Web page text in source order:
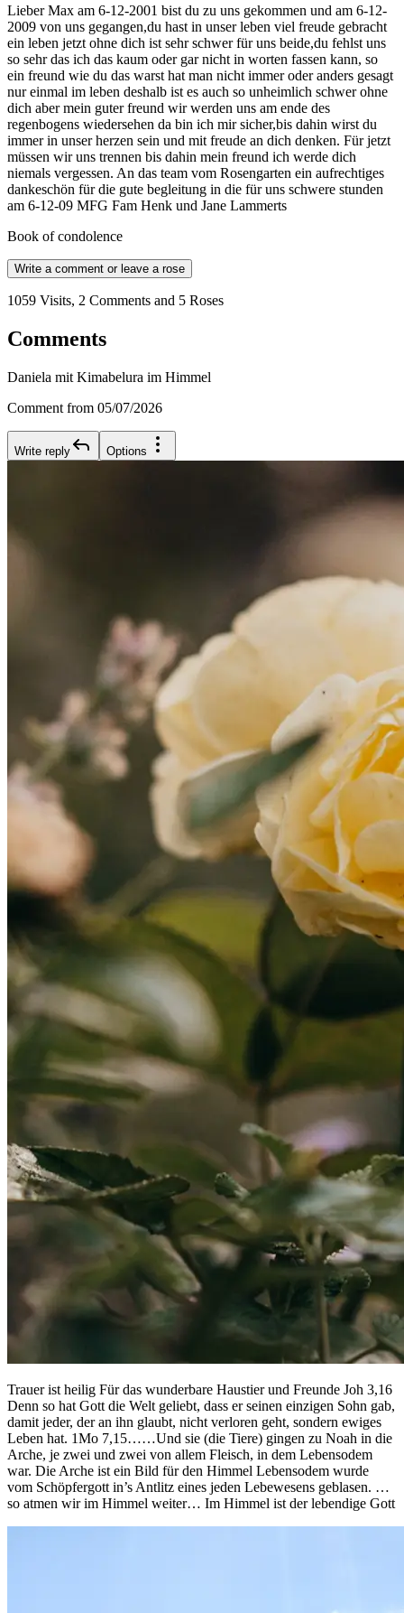
Lieber Max am 6-12-2001 bist du zu uns gekommen und am 6-12-
2009 von uns gegangen,du hast in unser leben viel freude gebracht
ein leben jetzt ohne dich ist sehr schwer für uns beide,du fehlst uns
so sehr das ich das kaum oder gar nicht in worten fassen kann, so
ein freund wie du das warst hat man nicht immer oder anders gesagt
nur einmal im leben deshalb ist es auch so unheimlich schwer ohne
dich aber mein guter freund wir werden uns am ende des
regenbogens wiedersehen da bin ich mir sicher,bis dahin wirst du
immer in unser herzen sein und mit freude an dich denken. Für jetzt
müssen wir uns trennen bis dahin mein freund ich werde dich
niemals vergessen. An das team vom Rosengarten ein aufrechtiges
dankeschön für die gute begleitung in die für uns schwere stunden
am 6-12-09 MFG Fam Henk und Jane Lammerts
Book of condolence
Write a comment or leave a rose
1059 Visits, 2 Comments and 5 Roses
Comments
Daniela mit Kimabelura im Himmel
Comment from 05/07/2026
Write reply Options
Trauer ist heilig Für das wunderbare Haustier und Freunde Joh 3,16
Denn so hat Gott die Welt geliebt, dass er seinen einzigen Sohn gab,
damit jeder, der an ihn glaubt, nicht verloren geht, sondern ewiges
Leben hat. 1Mo 7,15……Und sie (die Tiere) gingen zu Noah in die
Arche, je zwei und zwei von allem Fleisch, in dem Lebensodem
war. Die Arche ist ein Bild für den Himmel Lebensodem wurde
vom Schöpfergott in’s Antlitz eines jeden Lebewesens geblasen. …
so atmen wir im Himmel weiter… Im Himmel ist der lebendige Gott